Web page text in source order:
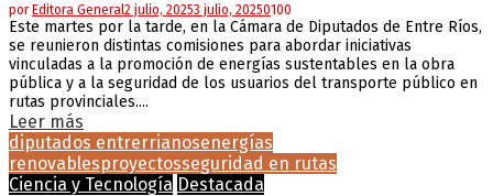
porEditora General2 julio, 20253 julio, 20250100
Este martes por la tarde, en la Cámara de Diputados de Entre Ríos,
se reunieron distintas comisiones para abordar iniciativas
vinculadas a la promoción de energías sustentables en la obra
pública y a la seguridad de los usuarios del transporte público en
rutas provinciales....
Leer más
diputados entrerrianosenergías
renovablesproyectosseguridad en rutas
Ciencia y Tecnología Destacada